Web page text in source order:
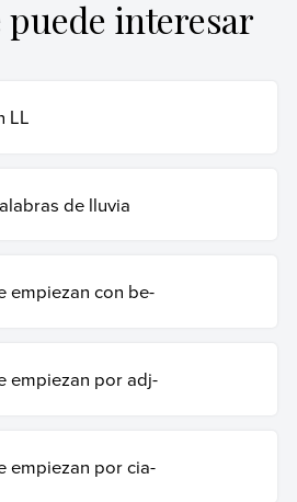
octubre de 2024).Palabras que
de 2026 de
palabras-que-empiezan-con-llo/
interesar
LL
de lluvia
empiezan con be-
empiezan por adj-
empiezan por cia-